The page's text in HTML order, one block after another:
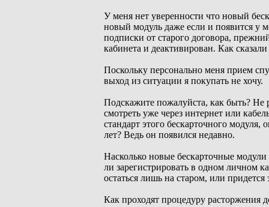
У меня нет уверенности что новый
новый модуль даже если и появится у
подписки от старого договора,
кабинета и деактивирован. Как
Поскольку персонально меня прием
выход из ситуации я покупать не хочу.
Подскажите пожалуйста, как быть? Не
смотреть уже через интернет или
стандарт этого бескарточного
лет? Ведь он появился недавно.
Насколько новые бескарточные
ли зарегистрировать в одном личном
остаться лишь на старом, или
Как проходят процедуру расторжения